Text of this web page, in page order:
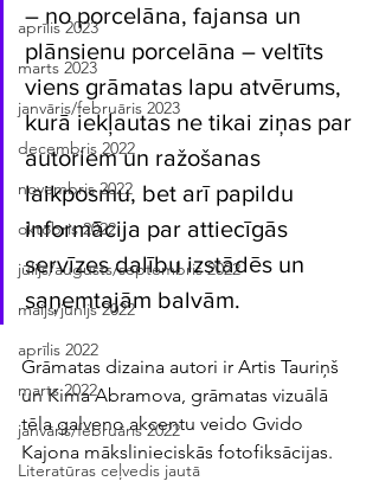
aprīlis 2023
marts 2023
janvāris/februāris 2023
decembris 2022
novembris 2022
oktobris 2022
jūlijs/augusts/septembris 2022
maijs/jūnijs 2022
aprīlis 2022
marts 2022
janvāris/februāris 2022
Literatūras ceļvedis jautā
– no porcelāna, fajansa un
plānsienu porcelāna – veltīts
viens grāmatas lapu atvērums,
kurā iekļautas ne tikai ziņas par
autoriem un ražošanas
laikposmu, bet arī papildu
informācija par attiecīgās
servīzes dalību izstādēs un
saņemtajām balvām.
Grāmatas dizaina autori ir Artis Tauriņš
un Kima Abramova, grāmatas vizuālā
tēla galveno akcentu veido Gvido
Kajona mākslinieciskās fotofiksācijas.